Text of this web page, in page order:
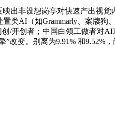
非设想岗亭对快速产出视觉
类AI（如Grammarly、案牍狗
/开创者；中国白领工做者对
改变。别离为9.91% 和9.52%